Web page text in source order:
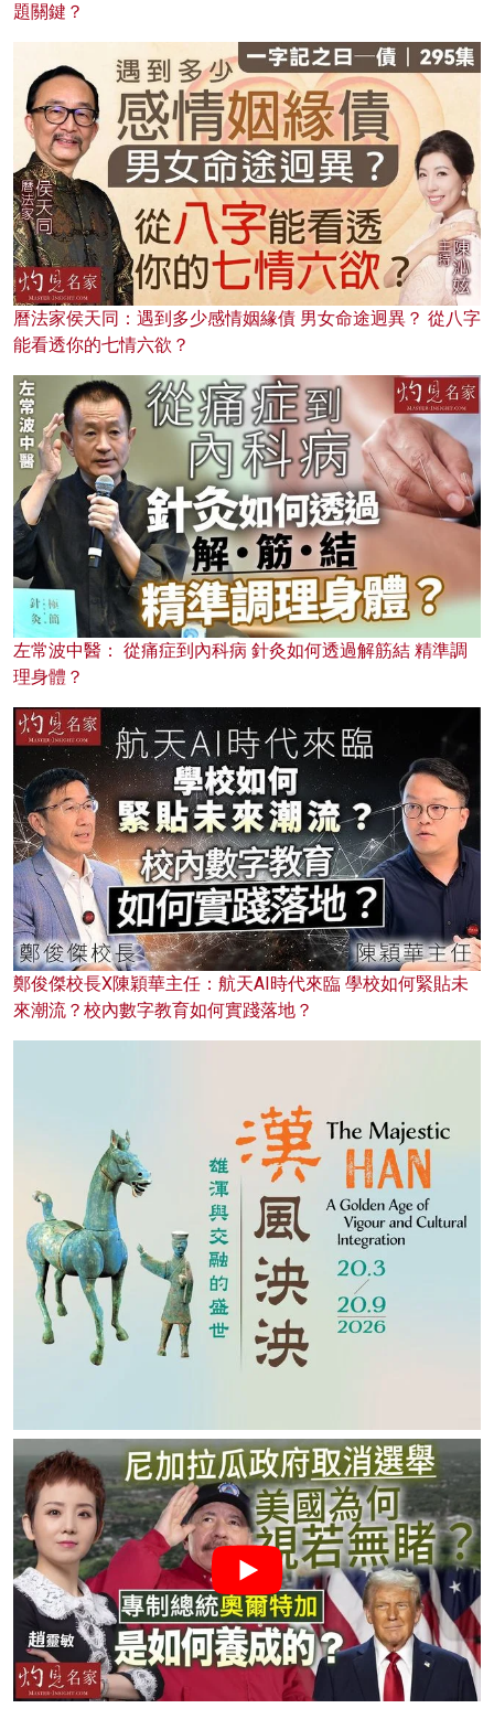
題關鍵？
曆法家侯天同：遇到多少感情姻緣債 男女命途迥異？ 從八字
能看透你的七情六欲？
左常波中醫： 從痛症到內科病 針灸如何透過解筋結 精準調
理身體？
鄭俊傑校長X陳穎華主任：航天AI時代來臨 學校如何緊貼未
來潮流？校內數字教育如何實踐落地？